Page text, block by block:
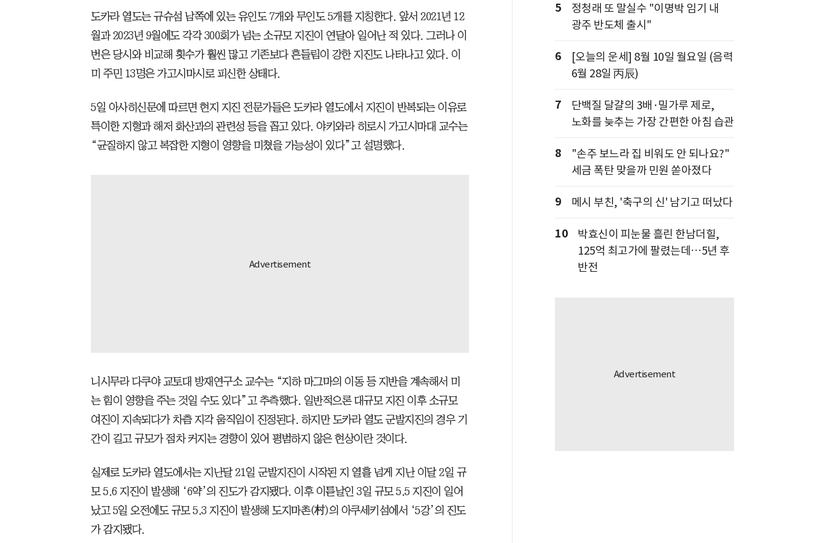
도카라 열도는 규슈섬 남쪽에 있는 유인도 7개와 무인도 5개를 지칭한다. 앞서 2021년 12
월과 2023년 9월에도 각각 300회가 넘는 소규모 지진이 연달아 일어난 적 있다. 그러나 이
번은 당시와 비교해 횟수가 훨씬 많고 기존보다 흔들림이 강한 지진도 나타나고 있다. 이
미 주민 13명은 가고시마시로 피신한 상태다.
5일 아사히신문에 따르면 현지 지진 전문가들은 도카라 열도에서 지진이 반복되는 이유로
특이한 지형과 해저 화산과의 관련성 등을 꼽고 있다. 야키와라 히로시 가고시마대 교수는
“균질하지 않고 복잡한 지형이 영향을 미쳤을 가능성이 있다”고 설명했다.
니시무라 다쿠야 교토대 방재연구소 교수는 “지하 마그마의 이동 등 지반을 계속해서 미
는 힘이 영향을 주는 것일 수도 있다”고 추측했다. 일반적으론 대규모 지진 이후 소규모
여진이 지속되다가 차츰 지각 움직임이 진정된다. 하지만 도카라 열도 군발지진의 경우 기
간이 길고 규모가 점차 커지는 경향이 있어 평범하지 않은 현상이란 것이다.
실제로 도카라 열도에서는 지난달 21일 군발지진이 시작된 지 열흘 넘게 지난 이달 2일 규
모 5.6 지진이 발생해 ‘6약’의 진도가 감지됐다. 이후 이튿날인 3일 규모 5.5 지진이 일어
났고 5일 오전에도 규모 5.3 지진이 발생해 도지마촌(村)의 아쿠세키섬에서 ‘5강’의 진도
가 감지됐다.
5
정청래 또 말실수 "이명박 임기 내
광주 반도체 출시"
6
[오늘의 운세] 8월 10일 월요일 (음력
6월 28일 丙辰)
7
단백질 달걀의 3배·밀가루 제로,
노화를 늦추는 가장 간편한 아침 습관
8
"손주 보느라 집 비워도 안 되나요?"
세금 폭탄 맞을까 민원 쏟아졌다
9 메시 부친, '축구의 신' 남기고 떠났다
10
박효신이 피눈물 흘린 한남더힐,
125억 최고가에 팔렸는데…5년 후
반전